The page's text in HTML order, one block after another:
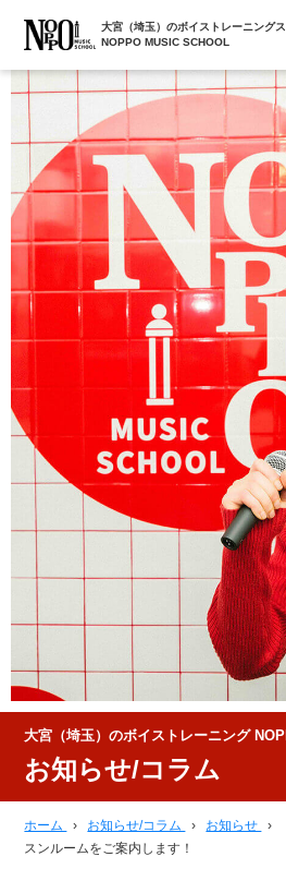
大宮（埼玉）のボイストレーニング
NOPPO MUSIC SCHOOL
大宮（埼玉）のボイストレーニング
お知らせ/コラム
ホーム › お知らせ/コラム › お知らせ ›
スンルームをご案内します！